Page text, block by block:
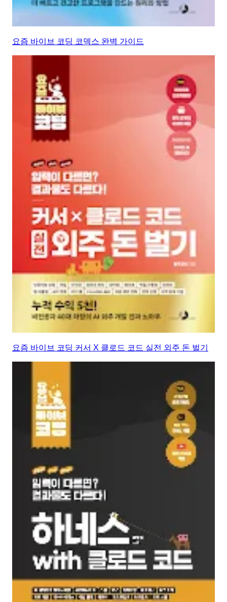
요즘 바이브 코딩 코덱스 완벽 가이드
요즘 바이브 코딩 커서 X 클로드 코드 실전 외주 돈 벌기